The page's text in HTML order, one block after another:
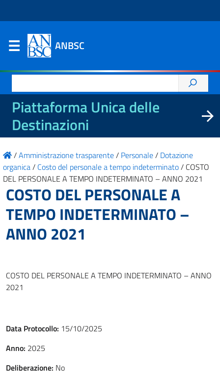
ANBSC
per:
Piattaforma Unica delle
Destinazioni
/Amministrazione trasparente/ Personale/ Dotazione
organica/ Costo del personale a tempo indeterminato/ COSTO
DEL PERSONALE A TEMPO INDETERMINATO – ANNO 2021
COSTO DEL PERSONALE A
TEMPO INDETERMINATO –
ANNO 2021
COSTO DEL PERSONALE A TEMPO INDETERMINATO – ANNO
2021
Data Protocollo: 15/10/2025
Anno: 2025
Deliberazione: No